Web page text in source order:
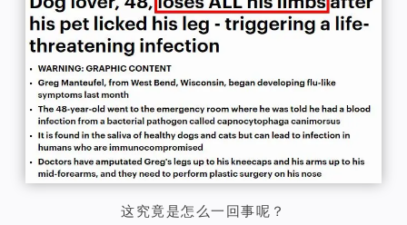
这究竟是怎么一回事呢？